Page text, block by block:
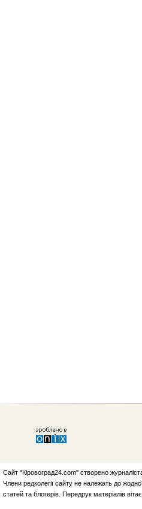
Сайт "Кіровоград24.com" створено
Члени редколегії сайту не належать до
статей та блогерів. Передрук матеріалів